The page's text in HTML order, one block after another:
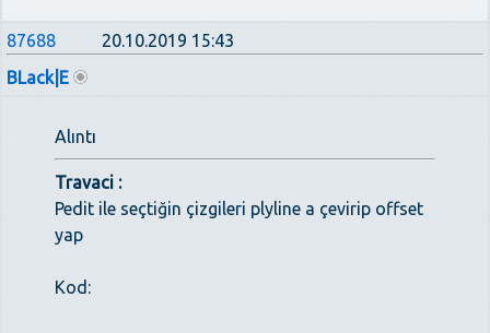
87688
20.10.2019 15:43
BLack|E
Alıntı
Travaci :
Pedit ile seçtiğin çizgileri plyline a çevirip offset
yap
Kod: